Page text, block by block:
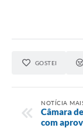
GOSTEI
NOTÍCIA
Câmara
com